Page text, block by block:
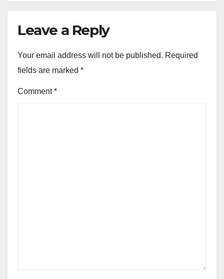
Leave a Reply
Your email address will not be published. Required
fields are marked *
Comment*